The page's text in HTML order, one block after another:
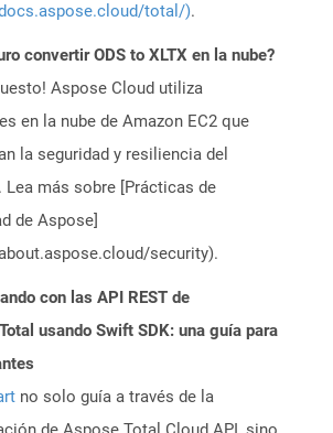
total/).
convertir ODS to XLTX en la nube?
Aspose Cloud utiliza
en la nube de Amazon EC2 que
la seguridad y resiliencia del
Lea más sobre [Prácticas de
de Aspose]
security).
con las API REST de
usando Swift SDK: una guía para
no solo guía a través de la